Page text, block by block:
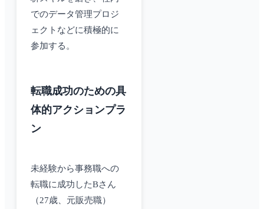
でのデータ管理プロジ
ェクトなどに積極的に
参加する。
転職成功のための具
体的アクションプラ
ン
未経験から事務職への
転職に成功したBさん
（27歳、元販売職）